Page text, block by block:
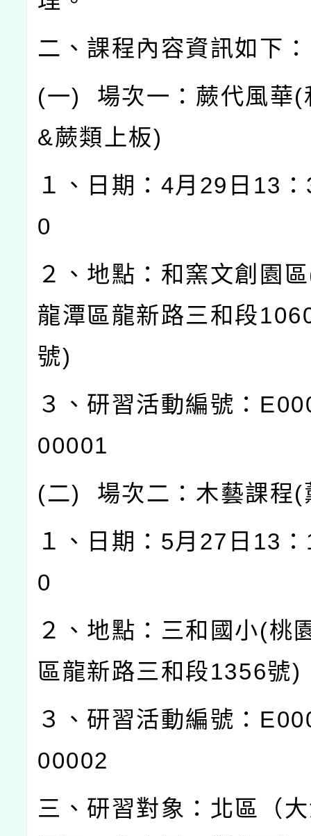
二、課程內容資訊如下：
(一) 場次一：蕨代風華(
&蕨類上板)
１、日期： 4月 29 日 13 ：
0
２、地點：和窯文創園區
龍潭區龍新路三和段
號)
３、研習活動編號：
00001
(二) 場次二：木藝課程(
１、日期： 5月 27 日 13 ：
0
２、地點：三和國小(桃
區龍新路三和段1356號)
３、研習活動編號：
00002
三、研習對象：北區（